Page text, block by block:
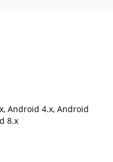
Android 4.x, Android
8.x